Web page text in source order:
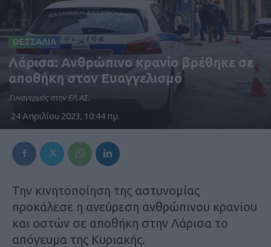
ΑΓΩΝ
ΘΕΣΣΑΛΙΑ
Λάρισα: Ανθρώπινο κρανίο βρέθηκε σε
αποθήκη στον Ευαγγελισμό
Συναγερμός στην ΕΛ.ΑΣ.
24 Απριλίου 2023, 10:44 πμ
Την κινητοποίηση της αστυνομίας
προκάλεσε η ανεύρεση ανθρώπινου κρανίου
και οστών σε αποθήκη στην Λάρισα το
απόγευμα της Κυριακής.